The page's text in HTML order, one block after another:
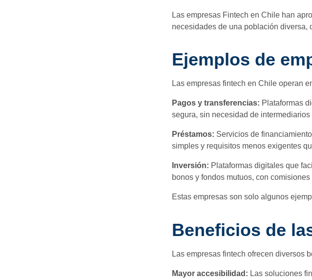
Las empresas Fintech en Chile han
necesidades de una población diversa,
Ejemplos de
Las empresas fintech en Chile operan
Pagos y transferencias: Plataformas
segura, sin necesidad de
Préstamos: Servicios de
simples y requisitos menos exigentes
Inversión: Plataformas digitales que
bonos y fondos mutuos, con
Estas empresas son solo algunos
Beneficios de
Las empresas fintech ofrecen diversos
Mayor accesibilidad: Las soluciones